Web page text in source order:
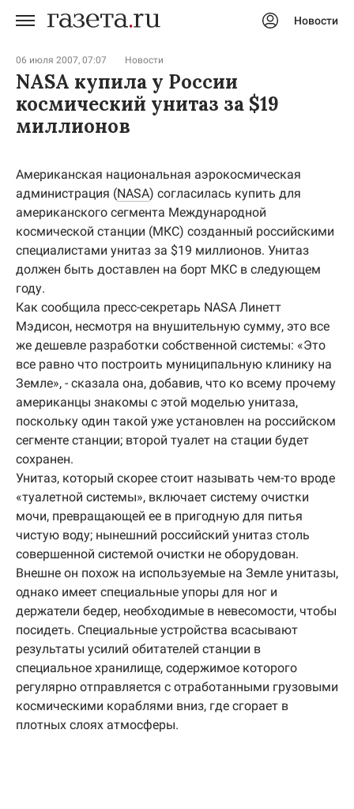
Новости
06 июля 2007, 07:07 Новости
NASA купила у России
космический унитаз за $19
миллионов
Американская национальная аэрокосмическая
администрация (NASA) согласилась купить для
американского сегмента Международной
космической станции (МКС) созданный российскими
специалистами унитаз за $19 миллионов. Унитаз
должен быть доставлен на борт МКС в следующем
году.
Как сообщила пресс-секретарь NASA Линетт
Мэдисон, несмотря на внушительную сумму, это все
же дешевле разработки собственной системы: «Это
все равно что построить муниципальную клинику на
Земле», - сказала она, добавив, что ко всему прочему
американцы знакомы с этой моделью унитаза,
поскольку один такой уже установлен на российском
сегменте станции; второй туалет на стации будет
сохранен.
Унитаз, который скорее стоит называть чем-то вроде
«туалетной системы», включает систему очистки
мочи, превращающей ее в пригодную для питья
чистую воду; нынешний российский унитаз столь
совершенной системой очистки не оборудован.
Внешне он похож на используемые на Земле унитазы,
однако имеет специальные упоры для ног и
держатели бедер, необходимые в невесомости, чтобы
посидеть. Специальные устройства всасывают
результаты усилий обитателей станции в
специальное хранилище, содержимое которого
регулярно отправляется с отработанными грузовыми
космическими кораблями вниз, где сгорает в
плотных слоях атмосферы.